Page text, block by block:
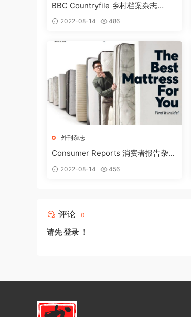
BBC Countryfile 乡村档案杂志
2022-08-14 486
外刊杂志
Consumer Reports 消费者报告杂志
2022-08-14 456
评论 0
请先登录 ！